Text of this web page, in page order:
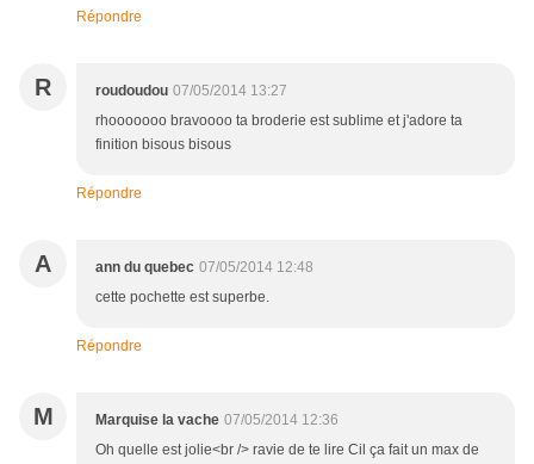
Répondre
R roudoudou 07/05/2014 13:27
rhooooooo bravoooo ta broderie est sublime et j'adore ta
finition bisous bisous
Répondre
A ann du quebec 07/05/2014 12:48
cette pochette est superbe.
Répondre
M Marquise la vache 07/05/2014 12:36
Oh quelle est jolie<br /> ravie de te lire Cil ça fait un max de